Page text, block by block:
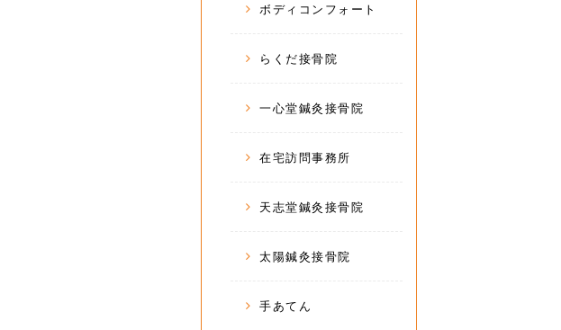
ボディコンフォート
らくだ接骨院
一心堂鍼灸接骨院
在宅訪問事務所
天志堂鍼灸接骨院
太陽鍼灸接骨院
手あてん